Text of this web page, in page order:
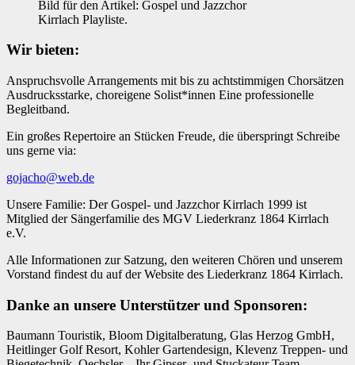
Bild für den Artikel: Gospel und Jazzchor
Kirrlach Playliste.
Wir bieten:
Anspruchsvolle Arrangements mit bis zu achtstimmigen Chorsätzen
Ausdrucksstarke, choreigene Solist*innen Eine professionelle
Begleitband.
Ein großes Repertoire an Stücken Freude, die überspringt Schreibe
uns gerne via:
gojacho@web.de
Unsere Familie: Der Gospel- und Jazzchor Kirrlach 1999 ist
Mitglied der Sängerfamilie des MGV Liederkranz 1864 Kirrlach
e.V.
Alle Informationen zur Satzung, den weiteren Chören und unserem
Vorstand findest du auf der Website des Liederkranz 1864 Kirrlach.
Danke an unsere Unterstützer und Sponsoren:
Baumann Touristik, Bloom Digitalberatung, Glas Herzog GmbH,
Heitlinger Golf Resort, Kohler Gartendesign, Klevenz Treppen- und